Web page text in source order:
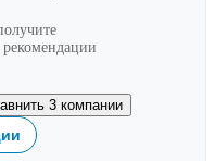
3 компании